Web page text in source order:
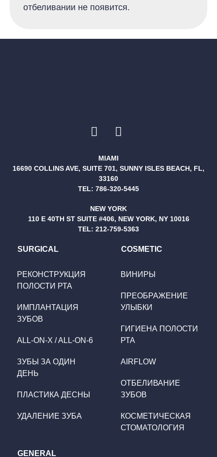
отбеливании не появится.
MIAMI
16690 COLLINS AVE, SUITE 701, SUNNY ISLES BEACH, FL,
33160
TEL: 786-320-5445
NEW YORK
110 E 40TH ST SUITE #406, NEW YORK, NY 10016
TEL: 212-759-5363
SURGICAL
РЕКОНСТРУКЦИЯ
ПОЛОСТИ РТА
ИМПЛАНТАЦИЯ
ЗУБОВ
ALL-ON-X / ALL-ON-6
ЗУБЫ ЗА ОДИН
ДЕНЬ
ПЛАСТИКА ДЕСНЫ
УДАЛЕНИЕ ЗУБА
COSMETIC
ВИНИРЫ
ПРЕОБРАЖЕНИЕ
УЛЫБКИ
ГИГИЕНА ПОЛОСТИ
РТА
AIRFLOW
ОТБЕЛИВАНИЕ
ЗУБОВ
КОСМЕТИЧЕСКАЯ
СТОМАТОЛОГИЯ
GENERAL